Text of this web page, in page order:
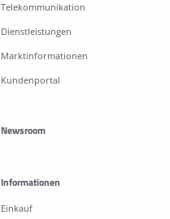
Telekommunikation
Dienstleistungen
Marktinformationen
Kundenportal
Newsroom
Informationen
Einkauf